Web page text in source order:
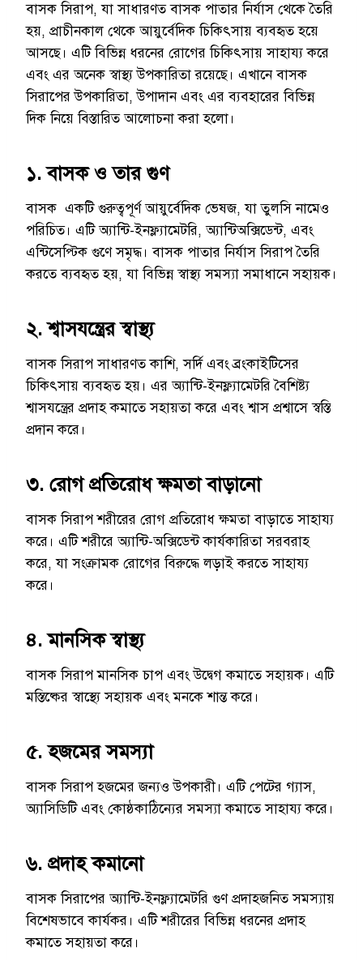
বাসক সিরাপ, যা সাধারণত বাসক পাতার নির্যাস থেকে তৈরি
হয়, প্রাচীনকাল থেকে আয়ুর্বেদিক চিকিৎসায় ব্যবহৃত হয়ে
আসছে। এটি বিভিন্ন ধরনের রোগের চিকিৎসায় সাহায্য করে
এবং এর অনেক স্বাস্থ্য উপকারিতা রয়েছে। এখানে বাসক
সিরাপের উপকারিতা, উপাদান এবং এর ব্যবহারের বিভিন্ন
দিক নিয়ে বিস্তারিত আলোচনা করা হলো।
১. বাসক ও তার গুণ
বাসক একটি গুরুত্বপূর্ণ আয়ুর্বেদিক ভেষজ, যা তুলসি নামেও
পরিচিত। এটি অ্যান্টি-ইনফ্ল্যামেটরি, অ্যান্টিঅক্সিডেন্ট, এবং
এন্টিসেপ্টিক গুণে সমৃদ্ধ। বাসক পাতার নির্যাস সিরাপ তৈরি
করতে ব্যবহৃত হয়, যা বিভিন্ন স্বাস্থ্য সমস্যা সমাধানে সহায়ক।
২. শ্বাসযন্ত্রের স্বাস্থ্য
বাসক সিরাপ সাধারণত কাশি, সর্দি এবং ব্রংকাইটিসের
চিকিৎসায় ব্যবহৃত হয়। এর অ্যান্টি-ইনফ্ল্যামেটরি বৈশিষ্ট্য
শ্বাসযন্ত্রের প্রদাহ কমাতে সহায়তা করে এবং শ্বাস প্রশ্বাসে স্বস্তি
প্রদান করে।
৩. রোগ প্রতিরোধ ক্ষমতা বাড়ানো
বাসক সিরাপ শরীরের রোগ প্রতিরোধ ক্ষমতা বাড়াতে সাহায্য
করে। এটি শরীরে অ্যান্টি-অক্সিডেন্ট কার্যকারিতা সরবরাহ
করে, যা সংক্রামক রোগের বিরুদ্ধে লড়াই করতে সাহায্য
করে।
৪. মানসিক স্বাস্থ্য
বাসক সিরাপ মানসিক চাপ এবং উদ্বেগ কমাতে সহায়ক। এটি
মস্তিষ্কের স্বাস্থ্যে সহায়ক এবং মনকে শান্ত করে।
৫. হজমের সমস্যা
বাসক সিরাপ হজমের জন্যও উপকারী। এটি পেটের গ্যাস,
অ্যাসিডিটি এবং কোষ্ঠকাঠিন্যের সমস্যা কমাতে সাহায্য করে।
৬. প্রদাহ কমানো
বাসক সিরাপের অ্যান্টি-ইনফ্ল্যামেটরি গুণ প্রদাহজনিত সমস্যায়
বিশেষভাবে কার্যকর। এটি শরীরের বিভিন্ন ধরনের প্রদাহ
কমাতে সহায়তা করে।